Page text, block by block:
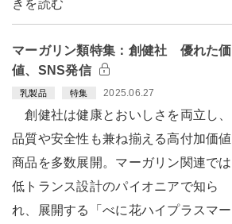
きを読む
マーガリン類特集：創健社 優れた価
値、SNS発信
乳製品 特集 2025.06.27
創健社は健康とおいしさを両立し、
品質や安全性も兼ね揃える高付加価値
商品を多数展開。マーガリン関連では
低トランス設計のパイオニアで知ら
れ、展開する「べに花ハイプラスマー